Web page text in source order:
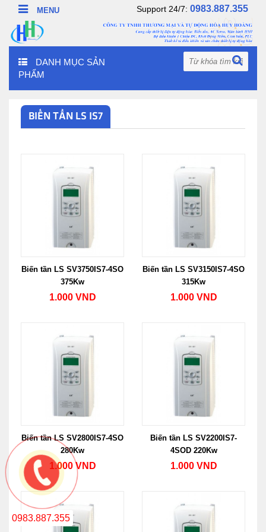
Support 24/7: 0983.887.355
DANH MỤC SẢN
PHẨM
BIẾN TẦN LS IS7
Biến tần LS SV3750IS7-4SO
375Kw
1.000 VND
Biến tần LS SV3150IS7-4SO
315Kw
1.000 VND
Biến tần LS SV2800IS7-4SO
280Kw
1.000 VND
Biến tần LS SV2200IS7-
4SOD 220Kw
1.000 VND
0983.887.355